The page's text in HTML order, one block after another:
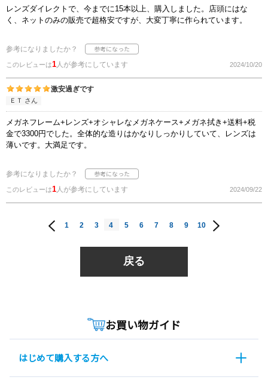
レンズダイレクトで、今までに15本以上、購入しました。店頭にはな
く、ネットのみの販売で超格安ですが、大変丁寧に作られています。
参考になりましたか？
このレビューは1人が参考にしています 2024/10/20
激安過ぎです
ＥＴ さん
メガネフレーム+レンズ+オシャレなメガネケース+メガネ拭き+送料+税
金で3300円でした。全体的な造りはかなりしっかりしていて、レンズは
薄いです。大満足です。
参考になりましたか？
このレビューは1人が参考にしています 2024/09/22
1 2 3 4 5 6 7 8 9 10
戻る
お買い物ガイド
はじめて購入する方へ